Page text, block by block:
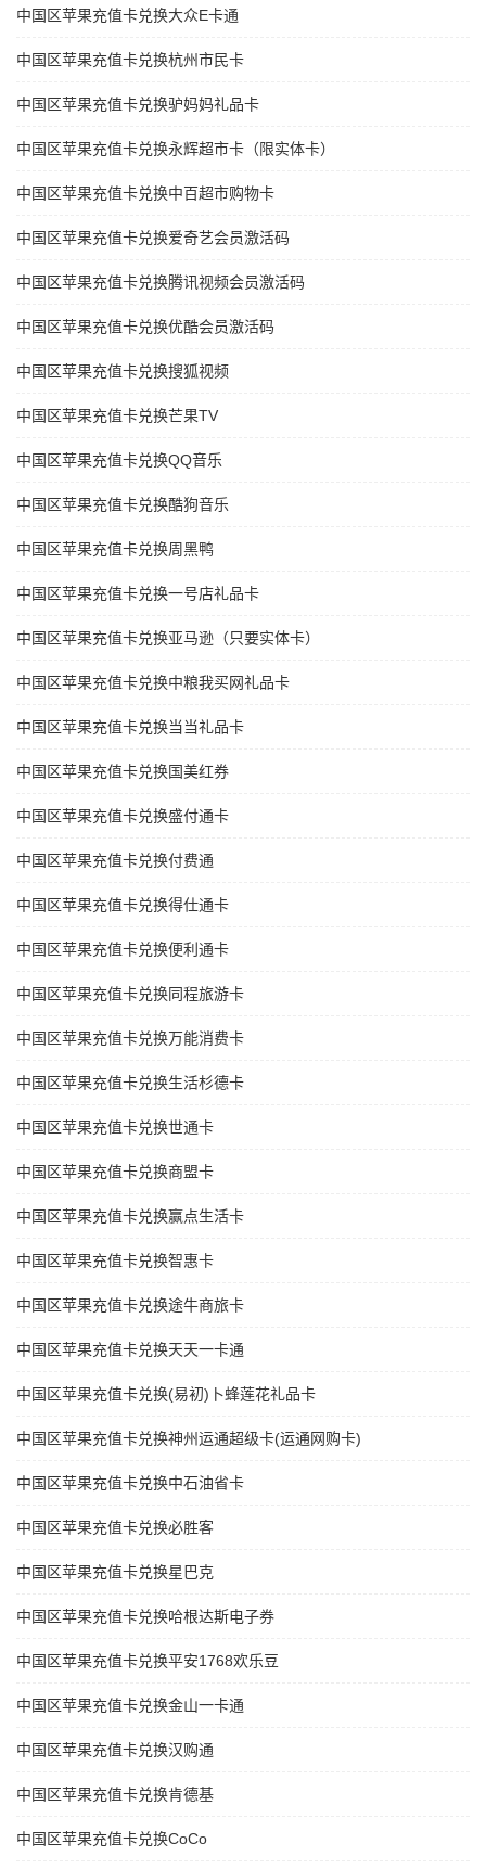
中国区苹果充值卡兑换大众E卡通
中国区苹果充值卡兑换杭州市民卡
中国区苹果充值卡兑换驴妈妈礼品卡
中国区苹果充值卡兑换永辉超市卡（限实体卡）
中国区苹果充值卡兑换中百超市购物卡
中国区苹果充值卡兑换爱奇艺会员激活码
中国区苹果充值卡兑换腾讯视频会员激活码
中国区苹果充值卡兑换优酷会员激活码
中国区苹果充值卡兑换搜狐视频
中国区苹果充值卡兑换芒果TV
中国区苹果充值卡兑换QQ音乐
中国区苹果充值卡兑换酷狗音乐
中国区苹果充值卡兑换周黑鸭
中国区苹果充值卡兑换一号店礼品卡
中国区苹果充值卡兑换亚马逊（只要实体卡）
中国区苹果充值卡兑换中粮我买网礼品卡
中国区苹果充值卡兑换当当礼品卡
中国区苹果充值卡兑换国美红券
中国区苹果充值卡兑换盛付通卡
中国区苹果充值卡兑换付费通
中国区苹果充值卡兑换得仕通卡
中国区苹果充值卡兑换便利通卡
中国区苹果充值卡兑换同程旅游卡
中国区苹果充值卡兑换万能消费卡
中国区苹果充值卡兑换生活杉德卡
中国区苹果充值卡兑换世通卡
中国区苹果充值卡兑换商盟卡
中国区苹果充值卡兑换赢点生活卡
中国区苹果充值卡兑换智惠卡
中国区苹果充值卡兑换途牛商旅卡
中国区苹果充值卡兑换天天一卡通
中国区苹果充值卡兑换(易初)卜蜂莲花礼品卡
中国区苹果充值卡兑换神州运通超级卡(运通网购卡)
中国区苹果充值卡兑换中石油省卡
中国区苹果充值卡兑换必胜客
中国区苹果充值卡兑换星巴克
中国区苹果充值卡兑换哈根达斯电子券
中国区苹果充值卡兑换平安1768欢乐豆
中国区苹果充值卡兑换金山一卡通
中国区苹果充值卡兑换汉购通
中国区苹果充值卡兑换肯德基
中国区苹果充值卡兑换CoCo